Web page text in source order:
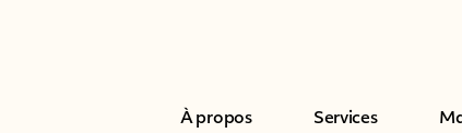
À propos Services